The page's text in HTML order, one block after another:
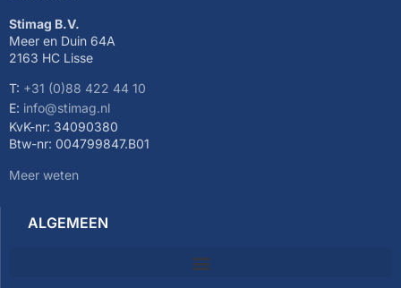
Stimag B.V.
Meer en Duin 64A
2163 HC Lisse
T: +31 (0)88 422 44 10
E: info@stimag.nl
KvK-nr: 34090380
Btw-nr: 004799847.B01
Meer weten
ALGEMEEN